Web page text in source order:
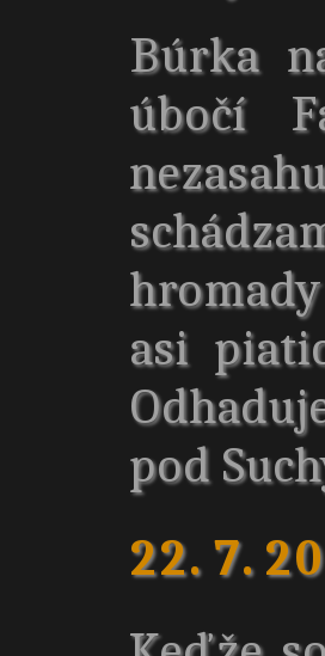
Búrka
úbočí
asi
pod
22. 7.